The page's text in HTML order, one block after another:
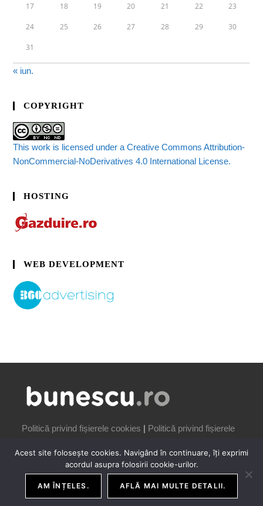
17 18 19 20 21 22 23
24 25 26 27 28 29 30
31
« iun.
COPYRIGHT
This work is licensed under a Creative Commons Attribution-
NonCommercial-NoDerivatives 4.0 International License.
HOSTING
WEB DEVELOPMENT
Politică privind fișierele cookies | Politică privind fișierele
COPYRIGHT IONUȚ BUNESCU | 2006-2026
Acest site folosește cookies. Navigând în continuare, îți exprimi
acordul asupra folosirii cookie-urilor.
AM ÎNȚELES. AFLĂ MAI MULTE DETALII.